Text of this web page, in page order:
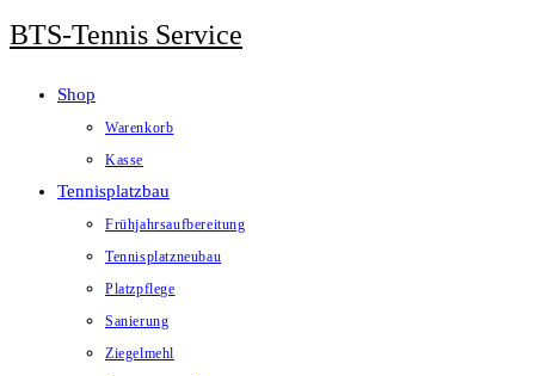
Zum
springen
BTS-Tennis Service
Shop
Warenkorb
Kasse
Tennisplatzbau
Frühjahrsaufbereitung
Tennisplatzneubau
Platzpflege
Sanierung
Ziegelmehl